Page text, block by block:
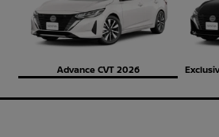
Advance CVT 2026